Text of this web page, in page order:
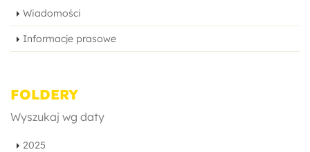
Wiadomości
Informacje prasowe
FOLDERY
Wyszukaj wg daty
2025